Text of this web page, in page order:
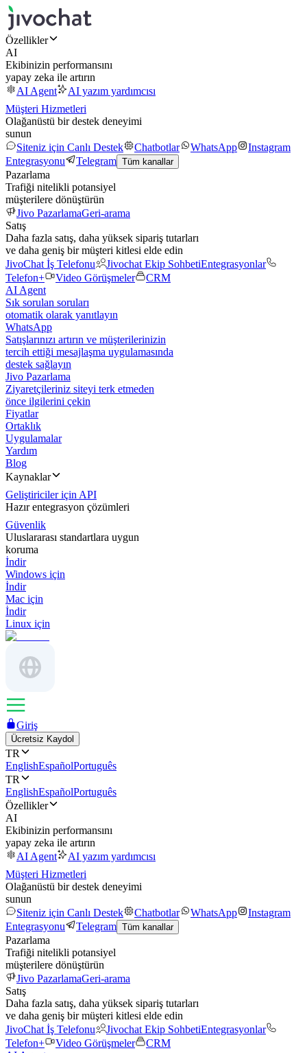
Özellikler
AI
Ekibinizin performansını
yapay zeka ile artırın
AI Agent
AI yazım yardımcısı
Müşteri Hizmetleri
Olağanüstü bir destek deneyimi
sunun
Siteniz için Canlı Destek
Chatbotlar WhatsApp
Instagram
Entegrasyonu
Telegram Tüm kanallar
Pazarlama
Trafiği nitelikli potansiyel
müşterilere dönüştürün
Jivo PazarlamaGeri-arama
Satış
Daha fazla satış, daha yüksek sipariş tutarları
ve daha geniş bir müşteri kitlesi elde edin
JivoChat İş Telefonu
Jivochat Ekip SohbetiEntegrasyonlar
Telefon+
Video Görüşmeler
CRM
AI Agent
Sık sorulan soruları
otomatik olarak yanıtlayın
WhatsApp
Satışlarınızı artırın ve müşterilerinizin
tercih ettiği mesajlaşma uygulamasında
destek sağlayın
Jivo Pazarlama
Ziyaretçileriniz siteyi terk etmeden
önce ilgilerini çekin
Fiyatlar
Ortaklık
Uygulamalar
Yardım
Blog
Kaynaklar
Geliştiriciler için API
Hazır entegrasyon çözümleri
Güvenlik
Uluslararası standartlara uygun
koruma
İndir
Windows için
İndir
Mac için
İndir
Linux için
Giriş
Ücretsiz Kaydol
TR
EnglishEspañolPortuguês
TR
EnglishEspañolPortuguês
Özellikler
AI
Ekibinizin performansını
yapay zeka ile artırın
AI Agent
AI yazım yardımcısı
Müşteri Hizmetleri
Olağanüstü bir destek deneyimi
sunun
Siteniz için Canlı Destek
Chatbotlar WhatsApp
Instagram
Entegrasyonu
Telegram Tüm kanallar
Pazarlama
Trafiği nitelikli potansiyel
müşterilere dönüştürün
Jivo PazarlamaGeri-arama
Satış
Daha fazla satış, daha yüksek sipariş tutarları
ve daha geniş bir müşteri kitlesi elde edin
JivoChat İş Telefonu
Jivochat Ekip SohbetiEntegrasyonlar
Telefon+
Video Görüşmeler
CRM